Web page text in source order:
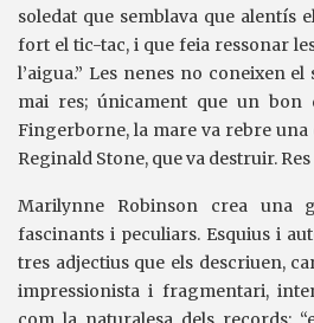
soledat que semblava que alentís
fort el tic-tac, i que feia ressonar
l’aigua.” Les nenes no coneixen
mai res; únicament que un bon
Fingerborne, la mare va rebre una
Reginald Stone, que va destruir. Res
Marilynne Robinson crea una
fascinants i peculiars. Esquius i
tres adjectius que els descriuen,
impressionista i fragmentari,